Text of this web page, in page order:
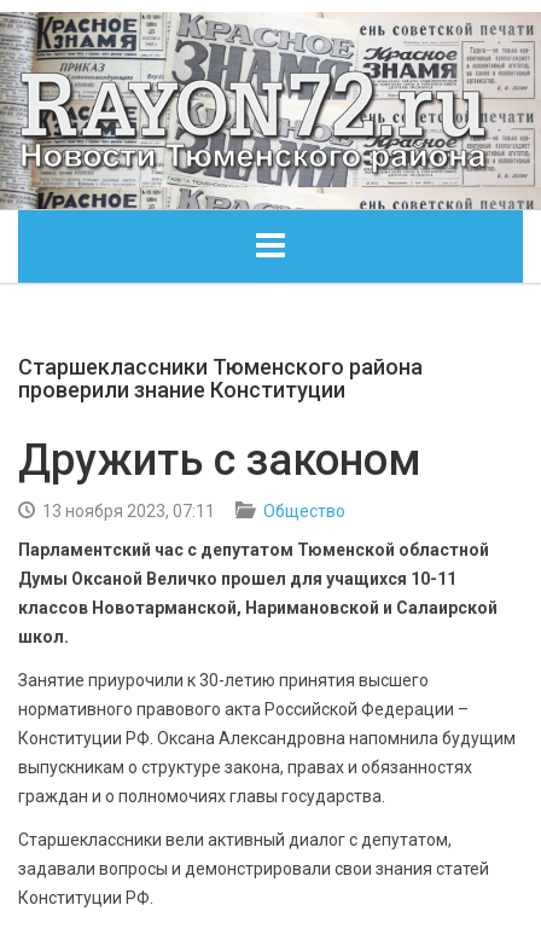
ОБЩЕСТВО
БЕЗОПАСНОСТЬ
СПОРТ
АРХИВ PDF
Старшеклассники Тюменского района
проверили знание Конституции
Дружить с законом
13 ноября 2023, 07:11
Общество
Парламентский час с депутатом Тюменской областной
Думы Оксаной Величко прошел для учащихся 10-11
классов Новотарманской, Наримановской и Салаирской
школ.
Занятие приурочили к 30-летию принятия высшего
нормативного правового акта Российской Федерации –
Конституции РФ. Оксана Александровна напомнила будущим
выпускникам о структуре закона, правах и обязанностях
граждан и о полномочиях главы государства.
Старшеклассники вели активный диалог с депутатом,
задавали вопросы и демонстрировали свои знания статей
Конституции РФ.